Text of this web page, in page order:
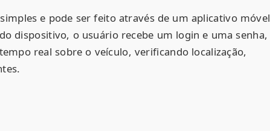
e pode ser feito através de um aplicativo móvel
dispositivo, o usuário recebe um login e uma senha,
real sobre o veículo, verificando localização,